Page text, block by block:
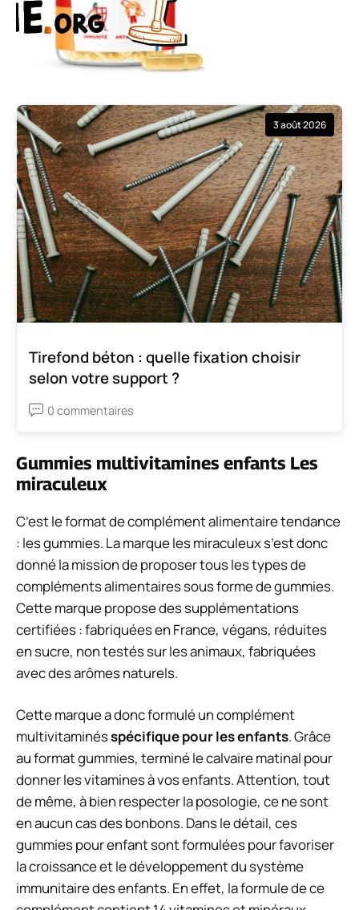
3 août 2026
Tirefond béton : quelle fixation choisir
selon votre support ?
0 commentaires
Gummies multivitamines enfants Les
miraculeux
C’est le format de complément alimentaire tendance
: les gummies. La marque les miraculeux s’est donc
donné la mission de proposer tous les types de
compléments alimentaires sous forme de gummies.
Cette marque propose des supplémentations
certifiées :fabriquées en France, végans, réduites
en sucre, non testés sur les animaux, fabriquées
avec des arômes naturels.
Cette marque a donc formulé un complément
multivitaminésspécifique pour les enfants. Grâce
au format gummies, terminé le calvaire matinal pour
donner les vitamines à vos enfants. Attention, tout
de même, à bien respecter la posologie, ce ne sont
en aucun cas des bonbons. Dans le détail, ces
gummies pour enfant sont formulées pour favoriser
la croissance et le développement du système
immunitaire des enfants. En effet, la formule de ce